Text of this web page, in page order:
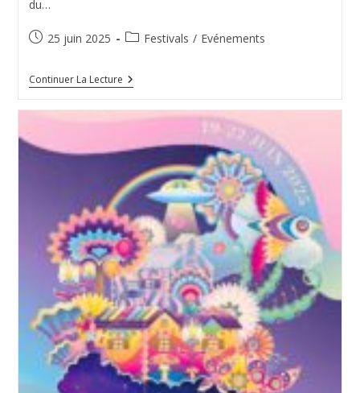
du…
Publication
25 juin 2025
PostFestivals / Evénements
Continuer La LecturePrev’
En
Au
Are
Strange
Festival